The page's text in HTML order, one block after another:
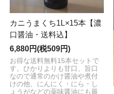
カニうまくち1L×15本【濃
口醤油・送料込】
6,880円(税509円)
お得な送料無料15本セットで
す。ひかりよりも甘口、旨口
なので通常のかけ醤油や煮付
けの他、にんにく・にら・し
ょうがなどの薬味醤油にも最